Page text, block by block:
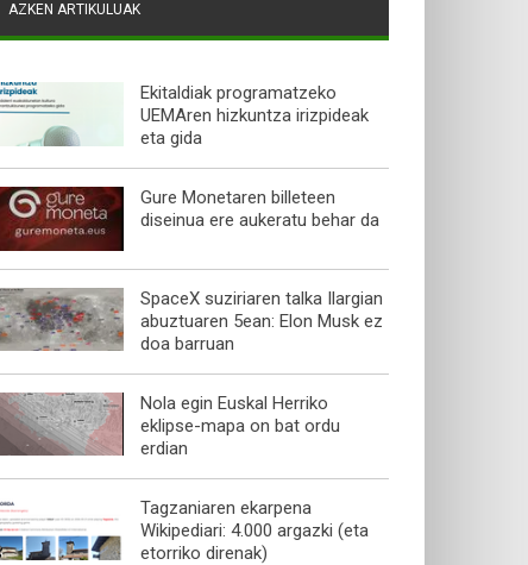
AZKEN ARTIKULUAK
Ekitaldiak programatzeko
UEMAren hizkuntza irizpideak
eta gida
Gure Monetaren billeteen
diseinua ere aukeratu behar da
SpaceX suziriaren talka Ilargian
abuztuaren 5ean: Elon Musk ez
doa barruan
Nola egin Euskal Herriko
eklipse-mapa on bat ordu
erdian
Tagzaniaren ekarpena
Wikipediari: 4.000 argazki (eta
etorriko direnak)